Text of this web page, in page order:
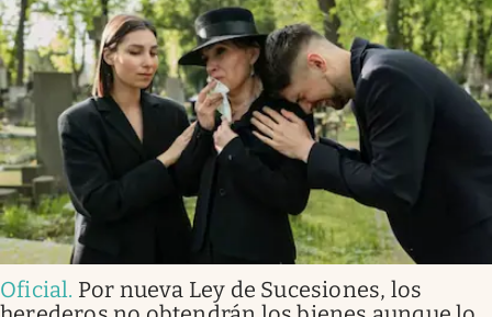
Oficial. Por nueva Ley de Sucesiones, los